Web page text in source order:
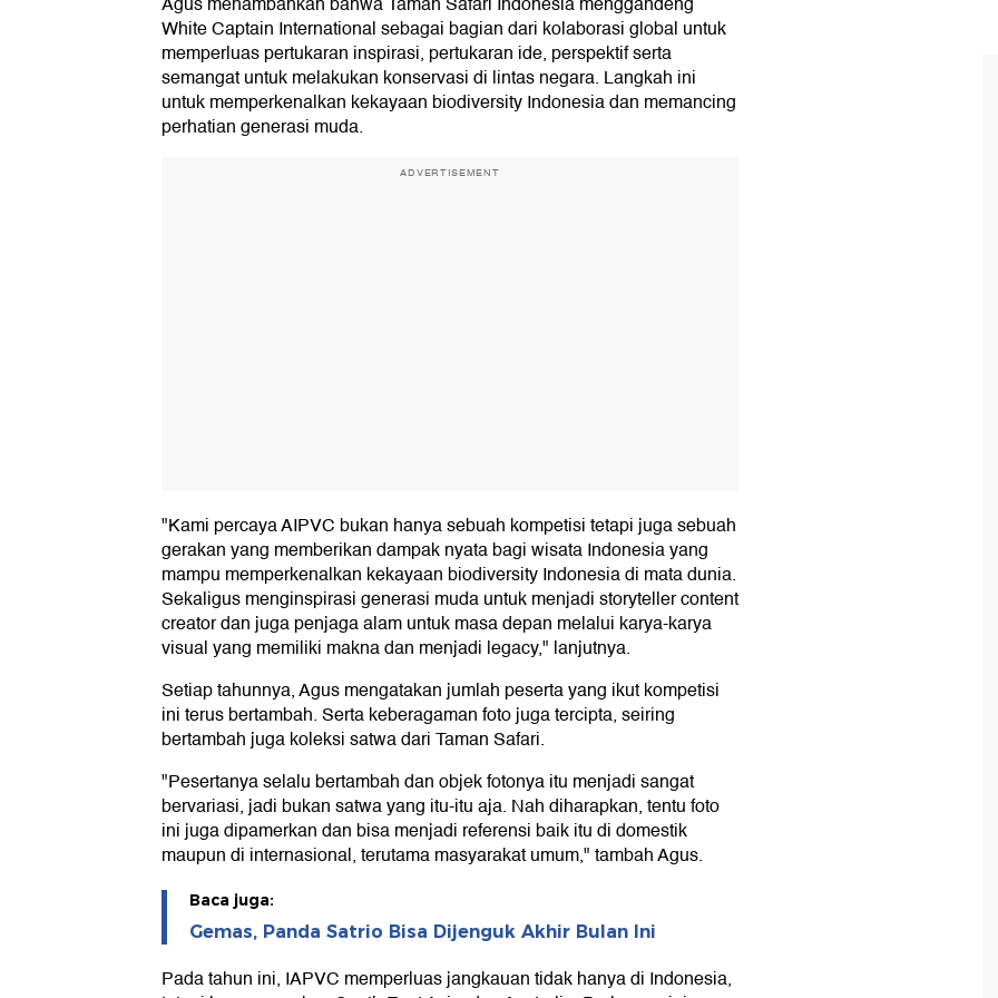
White Captain International sebagai bagian dari kolaborasi global untuk
memperluas pertukaran inspirasi, pertukaran ide, perspektif serta
semangat untuk melakukan konservasi di lintas negara. Langkah ini
untuk memperkenalkan kekayaan biodiversity Indonesia dan memancing
perhatian generasi muda.
ADVERTISEMENT
"Kami percaya AIPVC bukan hanya sebuah kompetisi tetapi juga sebuah
gerakan yang memberikan dampak nyata bagi wisata Indonesia yang
mampu memperkenalkan kekayaan biodiversity Indonesia di mata dunia.
Sekaligus menginspirasi generasi muda untuk menjadi storyteller content
creator dan juga penjaga alam untuk masa depan melalui karya-karya
visual yang memiliki makna dan menjadi legacy," lanjutnya.
Setiap tahunnya, Agus mengatakan jumlah peserta yang ikut kompetisi
ini terus bertambah. Serta keberagaman foto juga tercipta, seiring
bertambah juga koleksi satwa dari Taman Safari.
"Pesertanya selalu bertambah dan objek fotonya itu menjadi sangat
bervariasi, jadi bukan satwa yang itu-itu aja. Nah diharapkan, tentu foto
ini juga dipamerkan dan bisa menjadi referensi baik itu di domestik
maupun di internasional, terutama masyarakat umum," tambah Agus.
Baca juga:
Gemas, Panda Satrio Bisa Dijenguk Akhir Bulan Ini
Pada tahun ini, IAPVC memperluas jangkauan tidak hanya di Indonesia,